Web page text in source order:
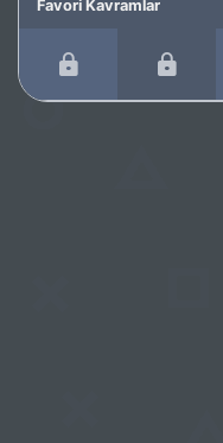
Favori Kavramlar